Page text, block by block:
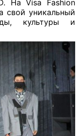
На Visa Fashion
свой уникальный
культуры и